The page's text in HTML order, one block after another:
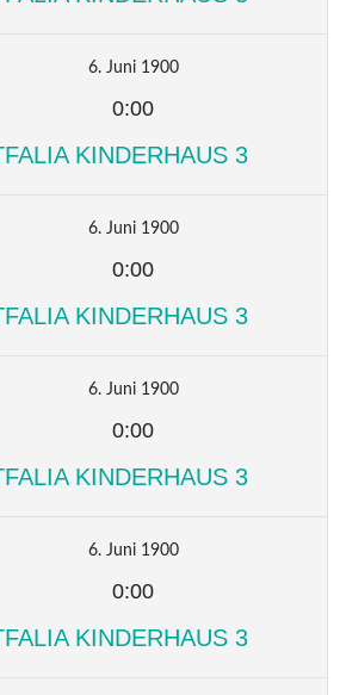
6. Juni 1900
0:00
KINDERHAUS 3
6. Juni 1900
0:00
KINDERHAUS 3
6. Juni 1900
0:00
KINDERHAUS 3
6. Juni 1900
0:00
KINDERHAUS 3